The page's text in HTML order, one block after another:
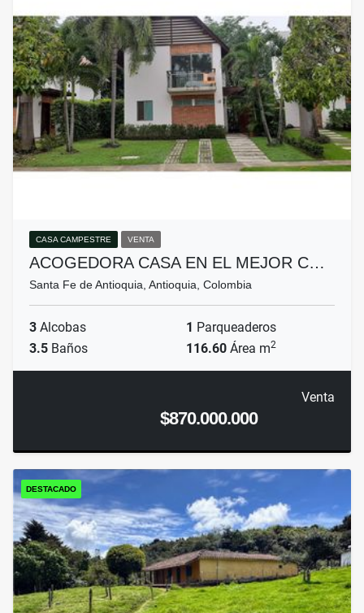
CASA CAMPESTRE VENTA
ACOGEDORA CASA EN EL MEJOR C…
Santa Fe de Antioquia, Antioquia, Colombia
3 Alcobas 1 Parqueaderos
3.5 Baños 116.60 Área m2
Venta
$870.000.000
DESTACADO